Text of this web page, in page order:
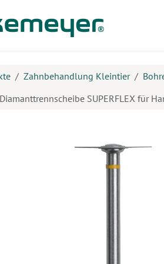
Zahnbehandlung Kleintier
SUPERFLEX für